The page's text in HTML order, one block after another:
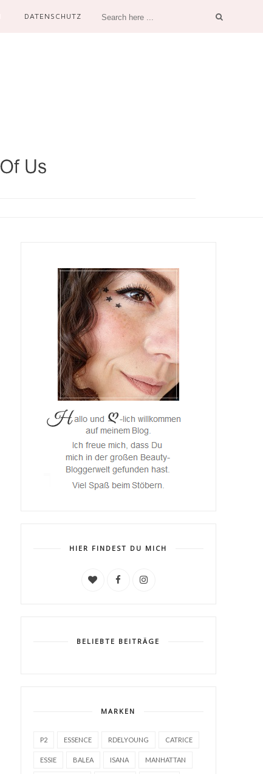
DATENSCHUTZ
HIER FINDEST DU MICH
BELIEBTE BEITRÄGE
MARKEN
P2 ESSENCE RDELYOUNG CATRICE
ESSIE BALEA ISANA MANHATTAN